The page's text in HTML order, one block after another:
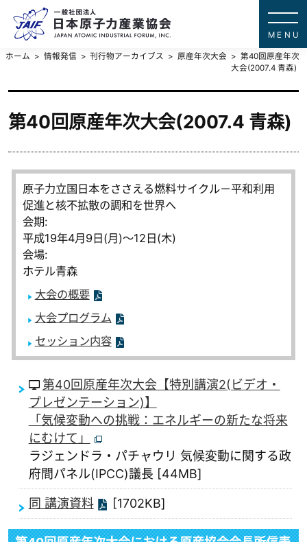
ホーム 情報発信 刊行物アーカイブス 原産年次大会
第40回原産年次
大会(2007.4 青森)
第40回原産年次大会(2007.4 青森)
原子力立国日本をささえる燃料サイクル－平和利用
促進と核不拡散の調和を世界へ
会期:
平成19年4月9日(月)～12日(木)
会場:
ホテル青森
大会の概要
大会プログラム
セッション内容
第40回原産年次大会【特別講演2(ビデオ・
プレゼンテーション)】
「気候変動への挑戦：エネルギーの新たな将来
にむけて」
ラジェンドラ・パチャウリ 気候変動に関する政
府間パネル(IPCC)議長 [44MB]
同 講演資料 [1702KB]